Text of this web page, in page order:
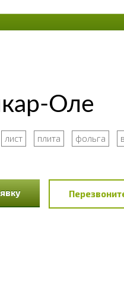
Оле
лист плита фольга